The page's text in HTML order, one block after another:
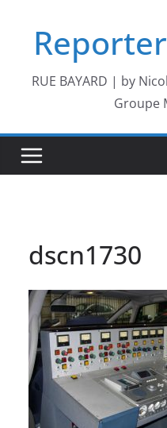
contenu
RUE BAYARD | by
Groupe
dscn1730